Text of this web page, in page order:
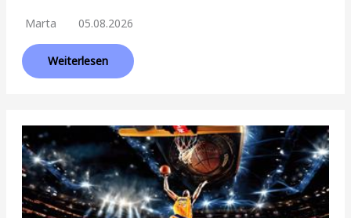
Marta 05.08.2026
Weiterlesen